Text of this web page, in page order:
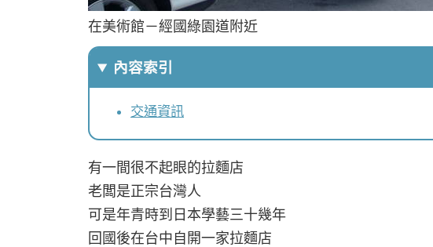
在美術館－經國綠園道附近
內容索引
交通資訊
有一間很不起眼的拉麵店
老闆是正宗台灣人
可是年青時到日本學藝三十幾年
回國後在台中自開一家拉麵店